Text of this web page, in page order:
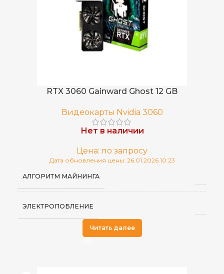
RTX 3060 Gainward Ghost 12 GB
Видеокарты Nvidia 3060
Нет в наличии
Цена: по запросу
Дата обновления цены: 26.01.2026 10:23
АЛГОРИТМ МАЙНИНГА
ЭЛЕКТРОПОБЛЕНИЕ
Читать далее